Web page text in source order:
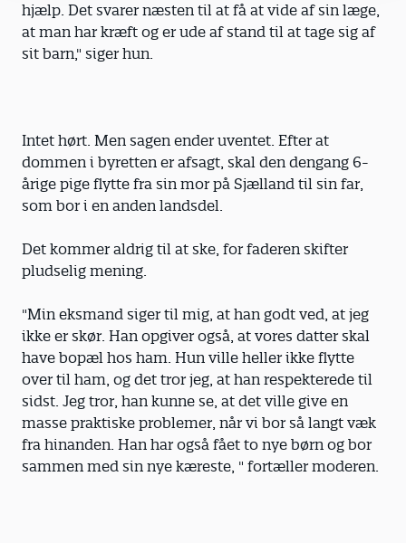
hjælp. Det svarer næsten til at få at vide af sin læge,
at man har kræft og er ude af stand til at tage sig af
sit barn," siger hun.
Intet hørt. Men sagen ender uventet. Efter at
dommen i byretten er afsagt, skal den dengang 6-
årige pige flytte fra sin mor på Sjælland til sin far,
som bor i en anden landsdel.
Det kommer aldrig til at ske, for faderen skifter
pludselig mening.
"Min eksmand siger til mig, at han godt ved, at jeg
ikke er skør. Han opgiver også, at vores datter skal
have bopæl hos ham. Hun ville heller ikke flytte
over til ham, og det tror jeg, at han respekterede til
sidst. Jeg tror, han kunne se, at det ville give en
masse praktiske problemer, når vi bor så langt væk
fra hinanden. Han har også fået to nye børn og bor
sammen med sin nye kæreste, " fortæller moderen.